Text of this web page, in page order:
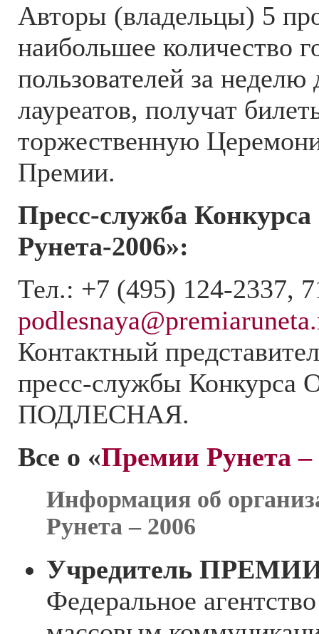
Авторы (владельцы) 5
наибольшее количество
пользователей за неделю
лауреатов, получат
торжественную
Премии.
Пресс-служба
Рунета-2006»:
Тел.: +7 (495) 124-2337,
Контактный
пресс-службы Конкурса
ПОДЛЕСНАЯ.
Все о «Премии Рунета –
Информация об
Рунета – 2006
Учредитель
Федеральное